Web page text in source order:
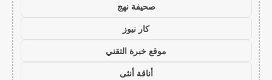
صحيفة نهج
كار نيوز
موقع خبرة التقني
أناقة أنثى